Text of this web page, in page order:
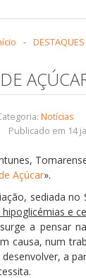
- DESTAQUES
Notícias
Publicado em 14
Açúcar».
sediada
e
a pensar
causa, num
desenvolver, a